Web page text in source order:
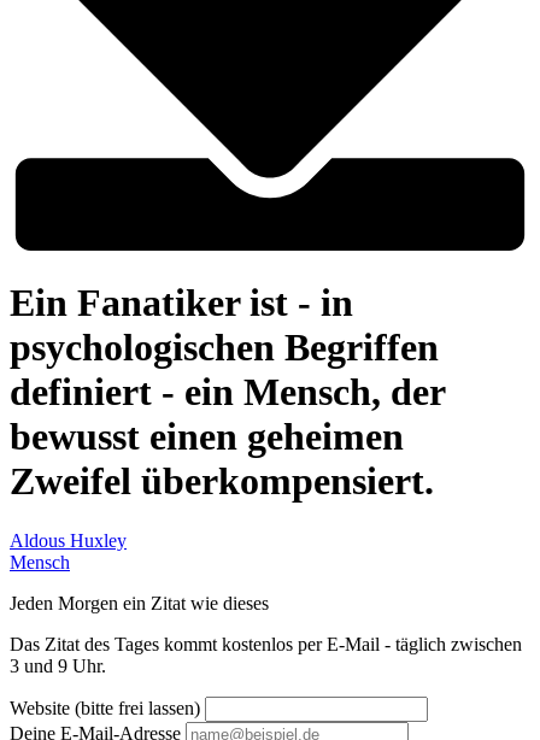
Ein Fanatiker ist - in
psychologischen Begriffen
definiert - ein Mensch, der
bewusst einen geheimen
Zweifel überkompensiert.
Aldous Huxley
Mensch
Jeden Morgen ein Zitat wie dieses
Das Zitat des Tages kommt kostenlos per E-Mail - täglich zwischen
3 und 9 Uhr.
Website (bitte frei lassen)
Deine E-Mail-Adresse